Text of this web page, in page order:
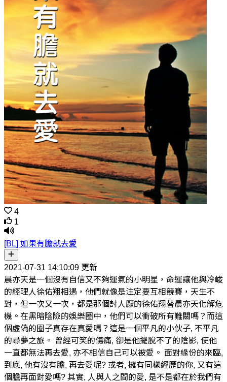
4
1
[BL] 如果有膽就去愛
2021-07-31 14:10:09 更新
晨亦天是一個沒有自信又不夠運氣的小明星，命運讓他與冷峻
的經理人徐佑翔相遇，他們就像是注定要互相競賽，天生不
對，但一次又一次，都是那個討人厭的徐佑翔替晨亦天化解危
機。在黑暗陰險的娛樂圈中，他們可以衝破所有難關嗎？而這
個虛偽的圈子真存在真愛嗎？這是一個平凡的小伙子, 不平凡
的尋夢之旅。 曾經可笑的傷痛, 卻是他擺脫不了的陰影, 使他
一直都無法再去愛, 亦不相信自己可以被愛。 面對緣份的來臨,
到底, 他有沒有膽, 再去愛呢? 或者, 擁有同樣經歷的你, 又有這
個膽再面對愛嗎? 其實, 人與人之間的愛, 是不是都在於我們有